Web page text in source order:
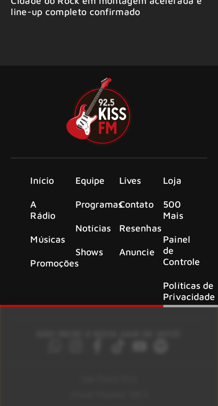
line-up completo confirmado
Início
A
Rádio
Músicas
Promoções
Equipe
Programas
Notícias
Shows
Lives
Contato
Resenhas
Anuncie
Loja
500
Mais
Painel
de
Controle
Políticas de
Privacidade